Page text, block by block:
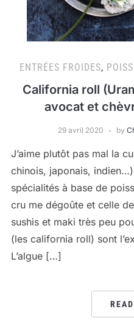
ENTRÉES FROIDES,
California roll
avocat et
29 avril 2020 by
J’aime plutôt pas mal la
chinois, japonais,
spécialités à base de
cru me dégoûte et celle
sushis et maki très peu
(les california roll) sont
L’algue […]